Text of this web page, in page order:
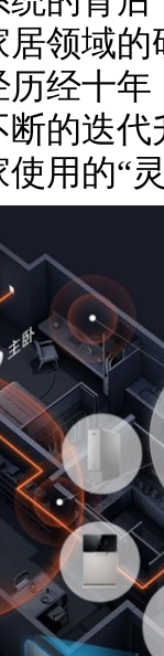
居领域
经十
的迭
用的“